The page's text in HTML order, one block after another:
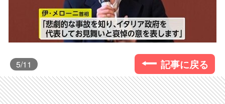
5/11 記事に戻る